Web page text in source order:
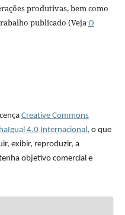
produtivas, bem como
publicado (VejaO
Creative Commons
4.0 Internacional , o que
exibir, reproduzir, a
objetivo comercial e